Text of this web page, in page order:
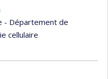
- Département de
cellulaire